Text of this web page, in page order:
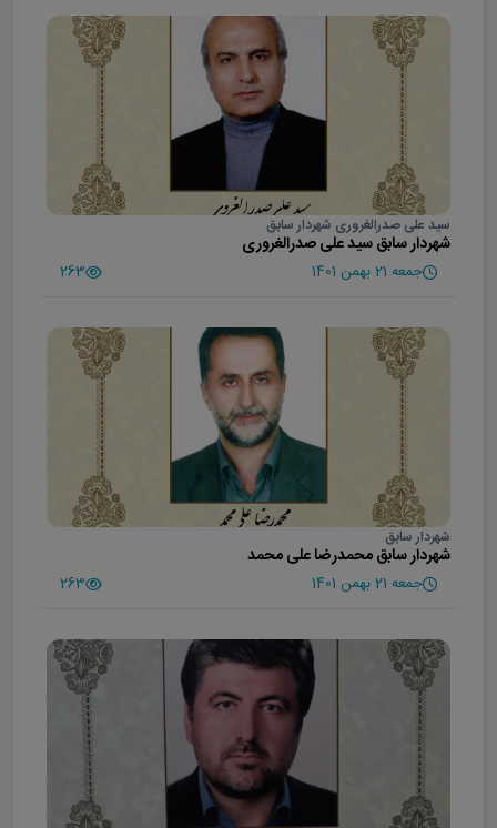
سید علی صدرالغروری شهردار سابق
شهردار سابق سید علی صدرالغروری
جمعه 21 بهمن 1401 263
شهردار سابق
شهردار سابق محمدرضا علی محمد
جمعه 21 بهمن 1401 263